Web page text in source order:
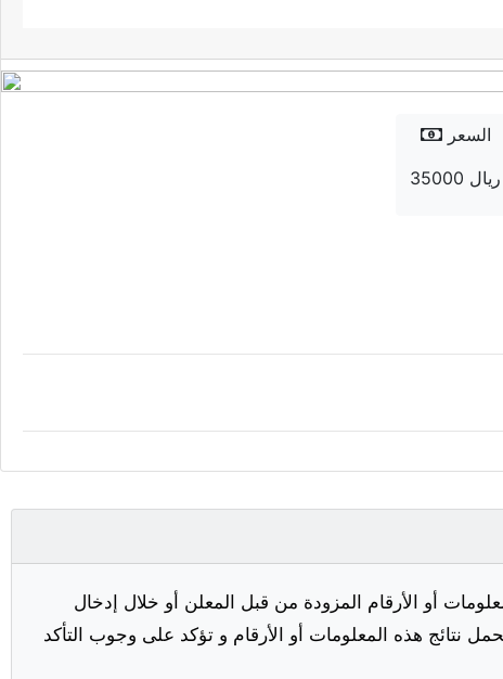
السعر
35000 ريال
أو الأرقام المزودة من قبل المعلن أو خلال إدخال
نتائج هذه المعلومات أو الأرقام و تؤكد على وجوب التأكد